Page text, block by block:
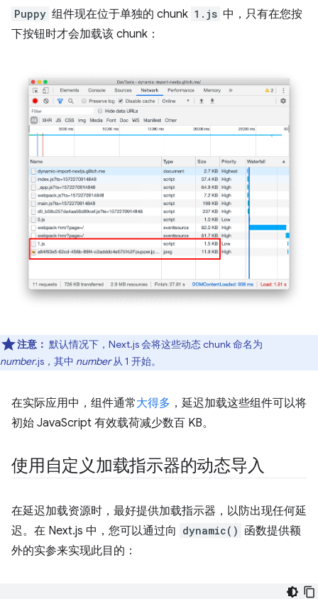
Puppy 组件现在位于单独的 chunk 1.js 中，只有在您按
下按钮时才会加载该 chunk：
注意： 默认情况下，Next.js 会将这些动态 chunk 命名为
number.js，其中 number从 1 开始。
在实际应用中，组件通常大得多 ，延迟加载这些组件可以将
初始 JavaScript 有效载荷减少数百 KB。
使用自定义加载指示器的动态导入
在延迟加载资源时，最好提供加载指示器，以防出现任何延
迟。在 Next.js 中，您可以通过向 dynamic() 函数提供额
外的实参来实现此目的：